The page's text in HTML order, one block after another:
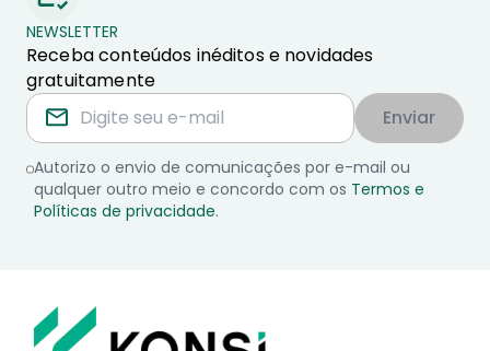
NEWSLETTER
Receba conteúdos inéditos e novidades
gratuitamente
Enviar
Autorizo o envio de comunicações por e-mail ou
qualquer outro meio e concordo com os Termos e
Políticas de privacidade.